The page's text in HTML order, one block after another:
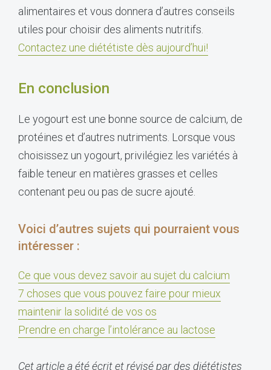
alimentaires et vous donnera d’autres conseils
utiles pour choisir des aliments nutritifs.
Contactez une diététiste dès aujourd’hui!
En conclusion
Le yogourt est une bonne source de calcium, de
protéines et d’autres nutriments. Lorsque vous
choisissez un yogourt, privilégiez les variétés à
faible teneur en matières grasses et celles
contenant peu ou pas de sucre ajouté.
Voici d’autres sujets qui pourraient vous
intéresser :
Ce que vous devez savoir au sujet du calcium
7 choses que vous pouvez faire pour mieux
maintenir la solidité de vos os
Prendre en charge l’intolérance au lactose
Cet article a été écrit et révisé par des diététistes